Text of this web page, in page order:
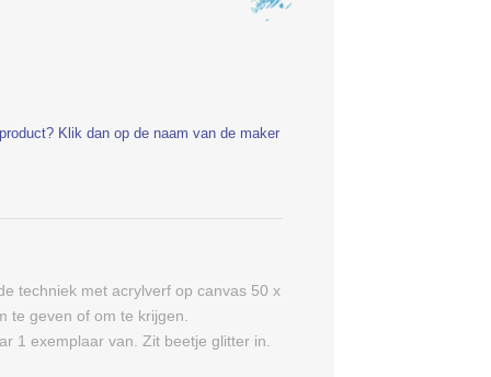
Klik dan op de naam van de maker
techniek met acrylverf op canvas 50 x
te geven of om te krijgen.
1 exemplaar van. Zit beetje glitter in.